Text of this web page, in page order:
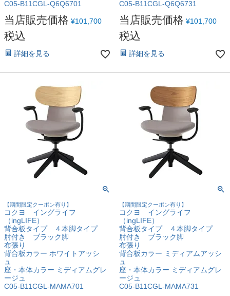
C05-B11CGL-Q6Q6701
当店販売価格 ¥101,700
税込
詳細を見る
C05-B11CGL-Q6Q6731
当店販売価格 ¥101,700
税込
詳細を見る
【期間限定クーポン有り】
コクヨ イングライフ
（ingLIFE）
背合板タイプ ４本脚タイプ
肘付き ブラック脚
布張り
背合板カラー ホワイトアッシ
ュ
座・本体カラー ミディアムグレ
ージュ
C05-B11CGL-MAMA701
【期間限定クーポン有り】
コクヨ イングライフ
（ingLIFE）
背合板タイプ ４本脚タイプ
肘付き ブラック脚
布張り
背合板カラー ミディアムアッシ
ュ
座・本体カラー ミディアムグレ
ージュ
C05-B11CGL-MAMA731